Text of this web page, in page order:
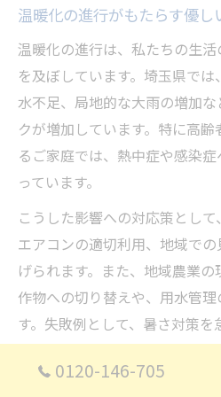
温暖化の進行がもたらす優し
温暖化の進行は、私たちの生
を及ぼしています。埼玉県で
水不足、局地的な大雨の増加
クが増加しています。特に高
るご家庭では、熱中症や感染
っています。
こうした影響への対応策とし
エアコンの適切利用、地域で
げられます。また、地域農業
作物への切り替えや、用水管理
す。失敗例として、暑さ対策を
発生したケースもあり、日常
められます。
0120-146-705